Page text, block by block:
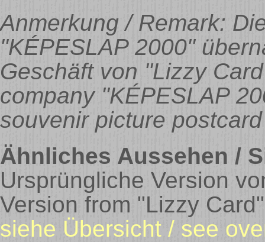
Anmerkung / Remark:
"KÉPESLAP 2000"
Geschäft von "Lizzy
company "KÉPESLAP
souvenir picture
Ähnliches Aussehen /
Ursprüngliche Version
Version from "Lizzy
siehe Übersicht / see